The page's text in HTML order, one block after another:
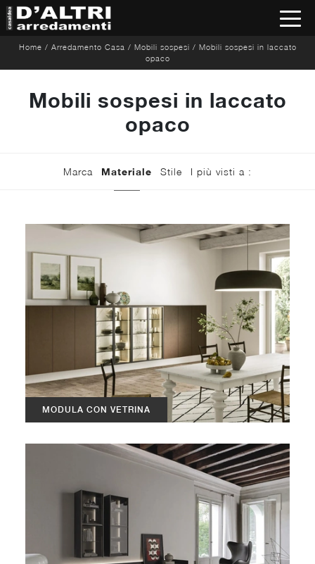
Home / Arredamento Casa / Mobili sospesi / Mobili sospesi in laccato
opaco
Mobili sospesi in laccato
opaco
Marca Materiale Stile I più visti a :
MODULA CON VETRINA